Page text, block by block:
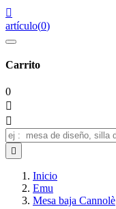

artículo(0)
Carrito
0



Inicio
Emu
Mesa baja Cannolè